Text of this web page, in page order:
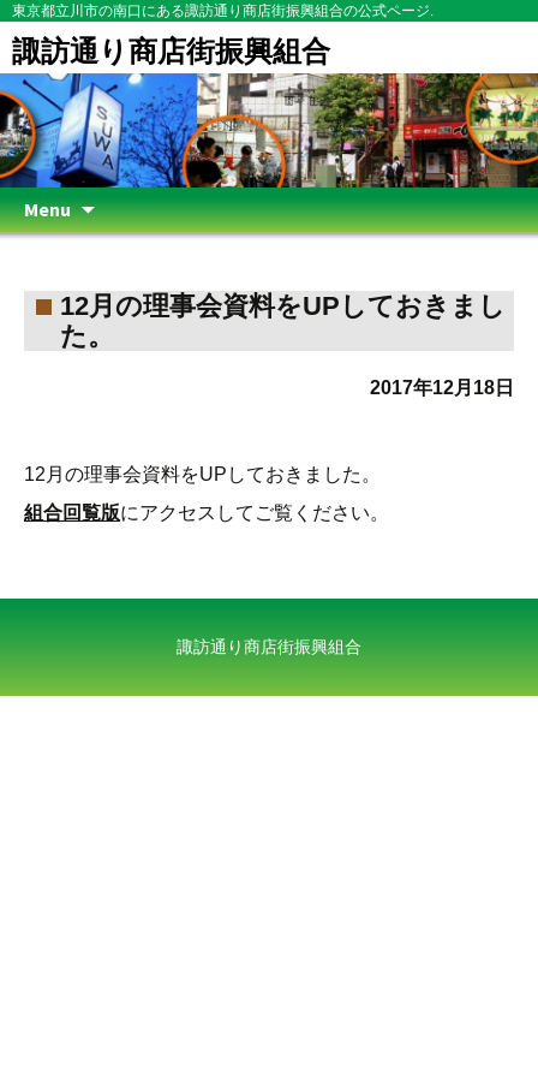
東京都立川市の南口にある諏訪通り商店街振興組合の公式ページ.
諏訪通り商店街振興組合
Menu
Skip
to
12月の理事会資料をUPしておきまし
た。
2017年12月18日
12月の理事会資料をUPしておきました。
組合回覧版にアクセスしてご覧ください。
諏訪通り商店街振興組合